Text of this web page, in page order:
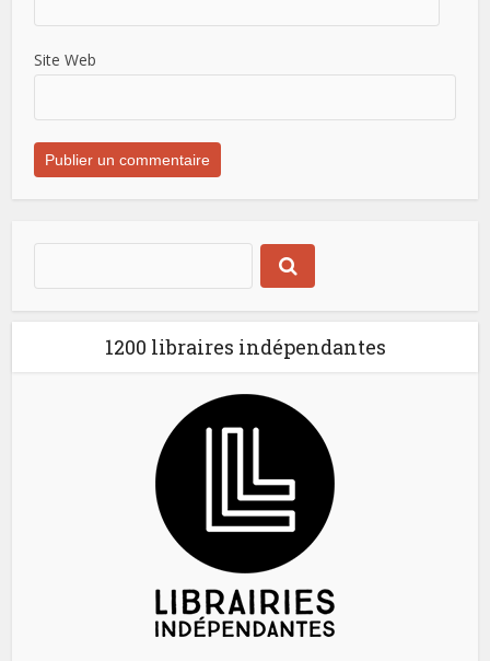
Site Web
1200 libraires indépendantes